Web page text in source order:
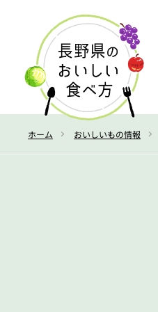
ホーム おいしいもの情報